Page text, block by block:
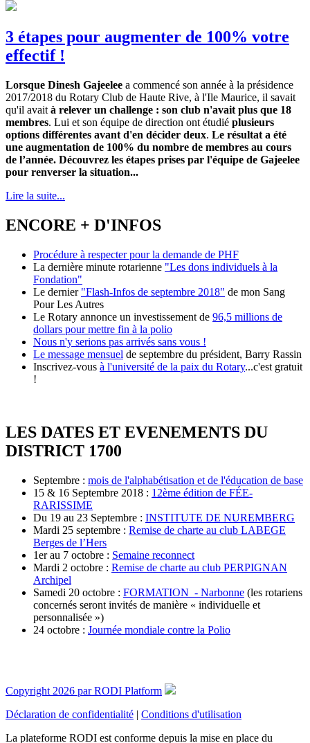
3 étapes pour augmenter de 100% votre
effectif !
Lorsque Dinesh Gajeelee a commencé son année à la présidence
2017/2018 du Rotary Club de Haute Rive, à l'Ile Maurice, il savait
qu'il avait à relever un challenge : son club n'avait plus que 18
membres. Lui et son équipe de direction ont étudié plusieurs
options différentes avant d'en décider deux. Le résultat a été
une augmentation de 100% du nombre de membres au cours
de l’année. Découvrez les étapes prises par l'équipe de Gajeelee
pour renverser la situation...
Lire la suite...
ENCORE + D'INFOS
Procédure à respecter pour la demande de PHF
La dernière minute rotarienne "Les dons individuels à la
Fondation"
Le dernier "Flash-Infos de septembre 2018" de mon Sang
Pour Les Autres
Le Rotary annonce un investissement de 96,5 millions de
dollars pour mettre fin à la polio
Nous n'y serions pas arrivés sans vous !
Le message mensuel de septembre du président, Barry Rassin
Inscrivez-vous à l'université de la paix du Rotary...c'est gratuit
!
LES DATES ET EVENEMENTS DU
DISTRICT 1700
Septembre : mois de l'alphabétisation et de l'éducation de base
15 & 16 Septembre 2018 : 12ème édition de FÉE-
RARISSIME
Du 19 au 23 Septembre : INSTITUTE DE NUREMBERG
Mardi 25 septembre : Remise de charte au club LABEGE
Berges de l’Hers
1er au 7 octobre : Semaine reconnect
Mardi 2 octobre : Remise de charte au club PERPIGNAN
Archipel
Samedi 20 octobre : FORMATION - Narbonne (les rotariens
concernés seront invités de manière « individuelle et
personnalisée »)
24 octobre : Journée mondiale contre la Polio
Copyright 2026 par RODI Platform
Déclaration de confidentialité | Conditions d'utilisation
La plateforme RODI est conforme depuis la mise en place du